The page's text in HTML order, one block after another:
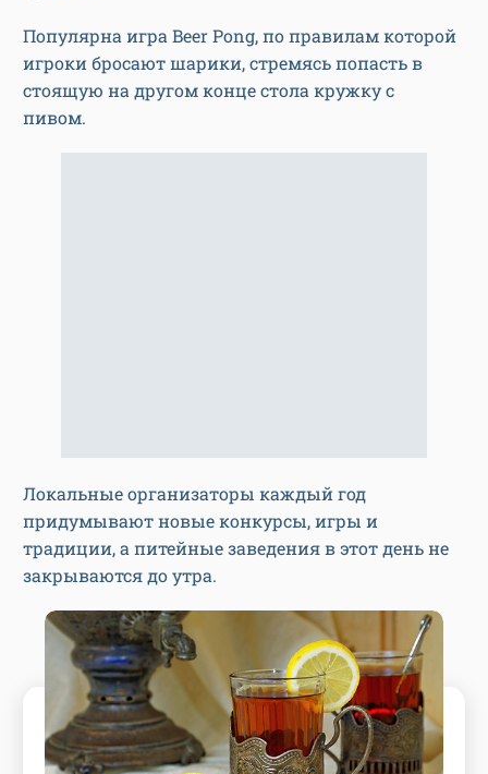
Популярна игра Beer Pong, по правилам которой
игроки бросают шарики, стремясь попасть в
стоящую на другом конце стола кружку с
пивом.
Локальные организаторы каждый год
придумывают новые конкурсы, игры и
традиции, а питейные заведения в этот день не
закрываются до утра.